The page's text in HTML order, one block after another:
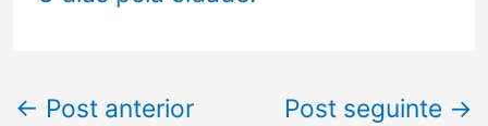
← Post anterior Post seguinte →